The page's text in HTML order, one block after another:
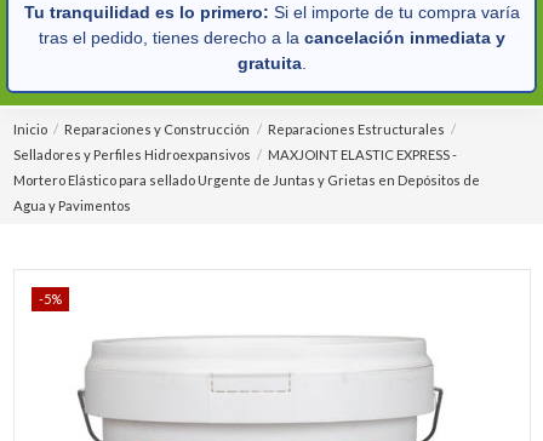
Tu tranquilidad es lo primero: Si el importe de tu compra varía
tras el pedido, tienes derecho a la cancelación inmediata y
gratuita.
Inicio Reparaciones y Construcción
Reparaciones Estructurales
Selladores y Perfiles Hidroexpansivos
MAXJOINT ELASTIC EXPRESS -
Mortero Elástico para sellado Urgente de Juntas y Grietas en Depósitos de
Agua y Pavimentos
-5%